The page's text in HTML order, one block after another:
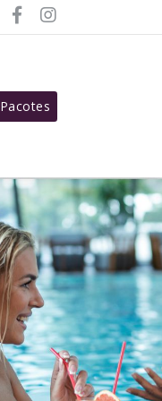
Pacotes